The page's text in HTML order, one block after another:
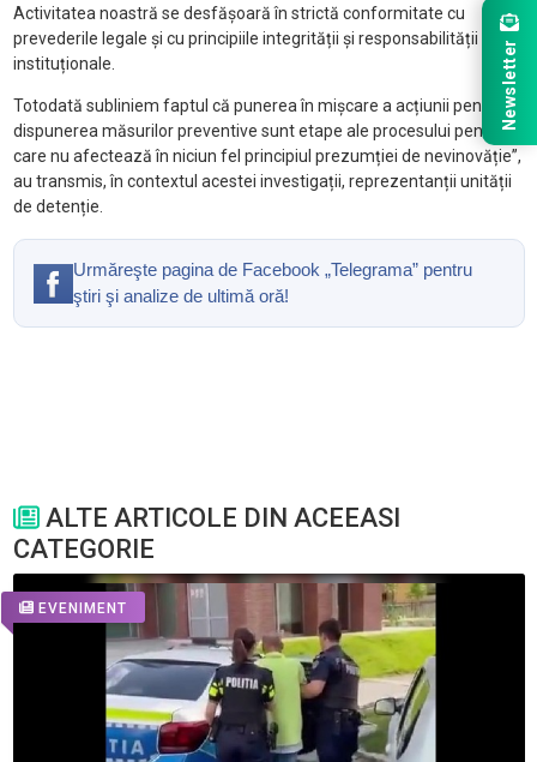
Activitatea noastră se desfășoară în strictă conformitate cu
prevederile legale și cu principiile integrității și responsabilității
instituționale.
Totodată subliniem faptul că punerea în mișcare a acțiunii penale și
dispunerea măsurilor preventive sunt etape ale procesului penal,
care nu afectează în niciun fel principiul prezumției de nevinovăție”,
au transmis, în contextul acestei investigații, reprezentanții unității
de detenție.
Urmăreşte pagina de Facebook „Telegrama” pentru
ştiri şi analize de ultimă oră!
ALTE ARTICOLE DIN ACEEASI
CATEGORIE
EVENIMENT
Newsletter